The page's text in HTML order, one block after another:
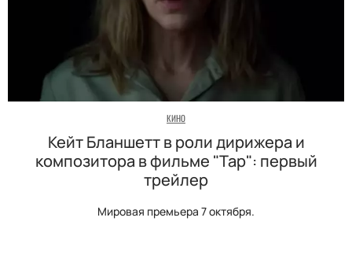
КИНО
Кейт Бланшетт в роли дирижера и
композитора в фильме "Тар": первый
трейлер
Мировая премьера 7 октября.